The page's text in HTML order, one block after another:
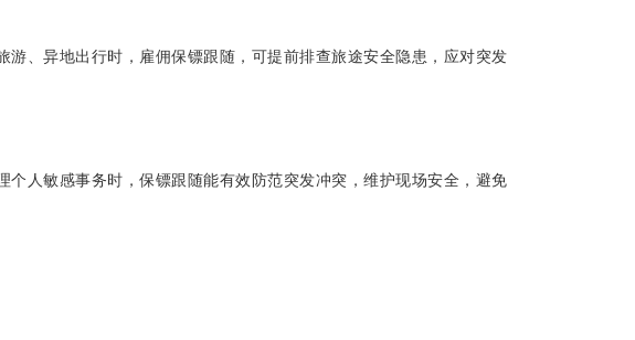
、异地出行时，雇佣保镖跟随，可提前排查旅途安全隐患，应对突发
人敏感事务时，保镖跟随能有效防范突发冲突，维护现场安全，避免